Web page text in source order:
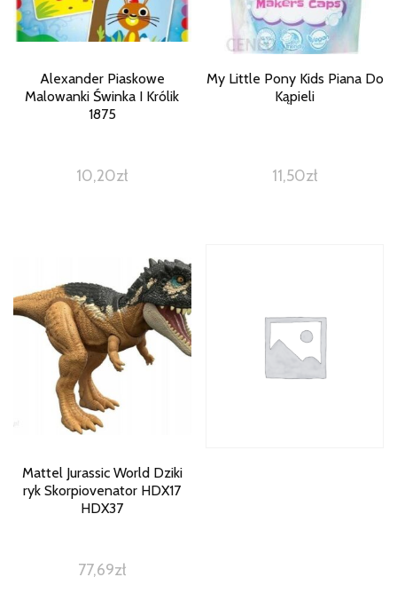
Alexander Piaskowe
Malowanki Świnka I Królik
1875
10,20zł
My Little Pony Kids Piana Do
Kąpieli
11,50zł
Mattel Jurassic World Dziki
ryk Skorpiovenator HDX17
HDX37
77,69zł